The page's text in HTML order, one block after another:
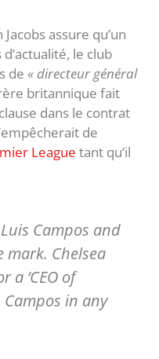
assure qu’un
le club
de « directeur général
britannique fait
dans le contrat
de
League tant qu’il
Campos and
mark. Chelsea
‘CEO of
in any